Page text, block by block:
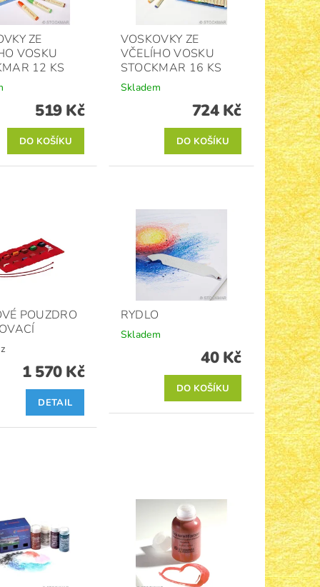
ZE
VOSKU
12 KS
519 Kč
VOSKOVKY ZE
VČELÍHO VOSKU
STOCKMAR 16 KS
Skladem
724 Kč
POUZDRO
1 570 Kč
DETAIL
RYDLO
Skladem
40 Kč